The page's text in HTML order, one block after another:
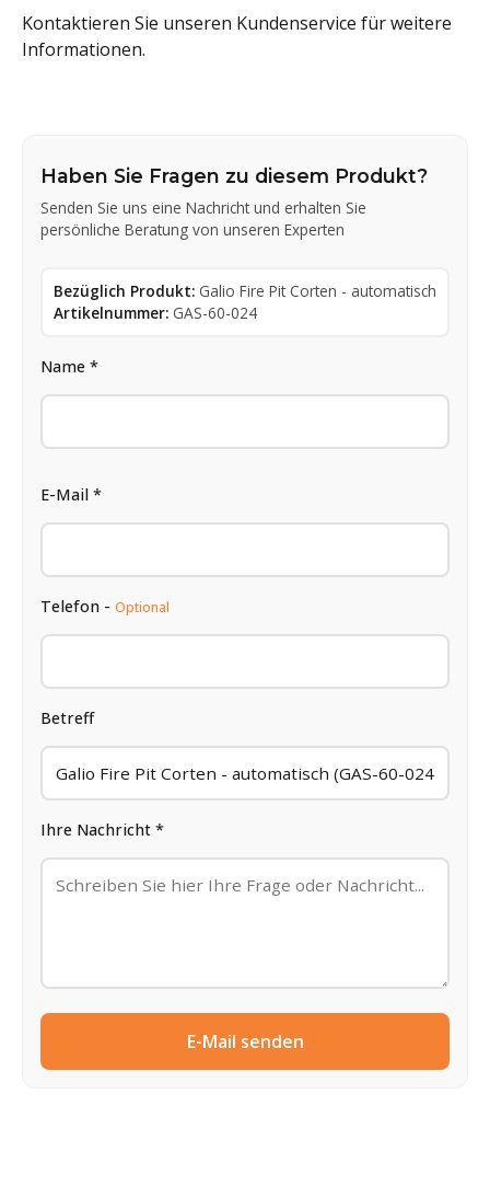
Kontaktieren Sie unseren Kundenservice für weitere
Informationen.
Haben Sie Fragen zu diesem Produkt?
Senden Sie uns eine Nachricht und erhalten Sie
persönliche Beratung von unseren Experten
Bezüglich Produkt: Galio Fire Pit Corten - automatisch
Artikelnummer: GAS-60-024
Name *
E-Mail *
Telefon - Optional
Betreff
Ihre Nachricht *
E-Mail senden